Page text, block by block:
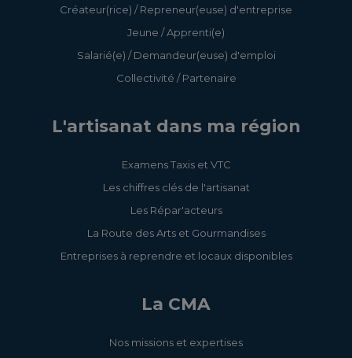
Créateur(rice) / Repreneur(euse) d'entreprise
Jeune / Apprenti(e)
Salarié(e) / Demandeur(euse) d'emploi
Collectivité / Partenaire
L'artisanat dans ma région
Examens Taxis et VTC
Les chiffres clés de l'artisanat
Les Répar'acteurs
La Route des Arts et Gourmandises
Entreprises à reprendre et locaux disponibles
La CMA
Nos missions et expertises